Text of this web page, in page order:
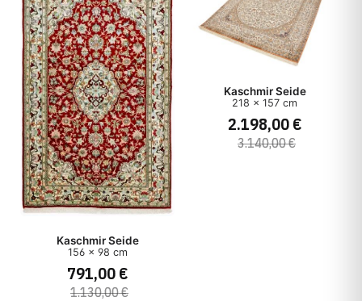
Kaschmir Seide
156 x 98 cm
791,00 €
1.130,00 €
Kaschmir Seide
218 x 157 cm
2.198,00 €
3.140,00 €